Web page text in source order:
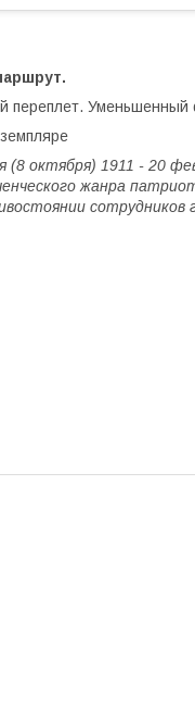
переплет.
октября) 1911 - 20
жанра
сотрудников